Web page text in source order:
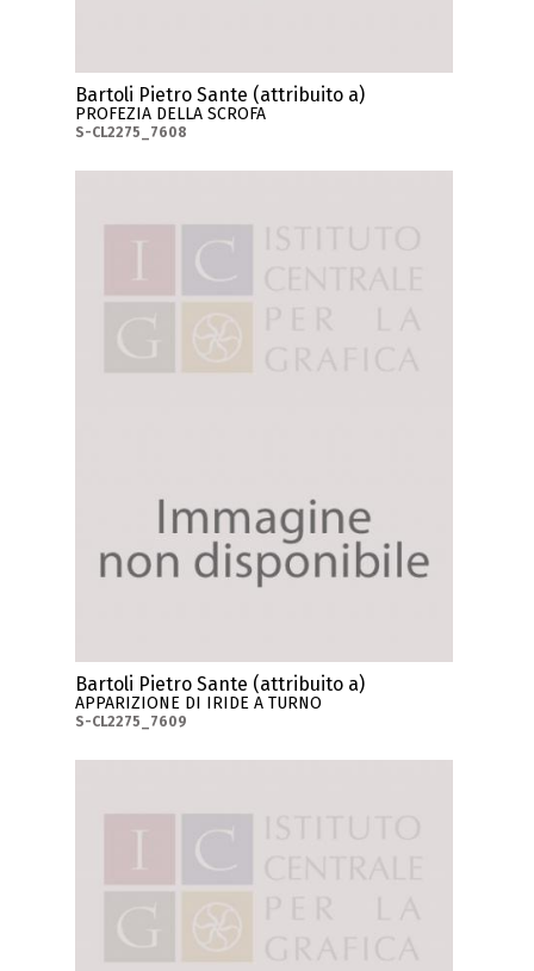
Bartoli Pietro Sante (attribuito a)
PROFEZIA DELLA SCROFA
S-CL2275_7608
Bartoli Pietro Sante (attribuito a)
APPARIZIONE DI IRIDE A TURNO
S-CL2275_7609